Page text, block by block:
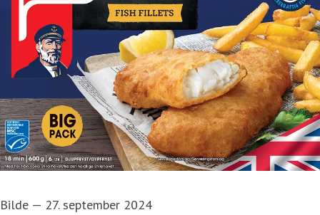
Bilde — 27. september 2024